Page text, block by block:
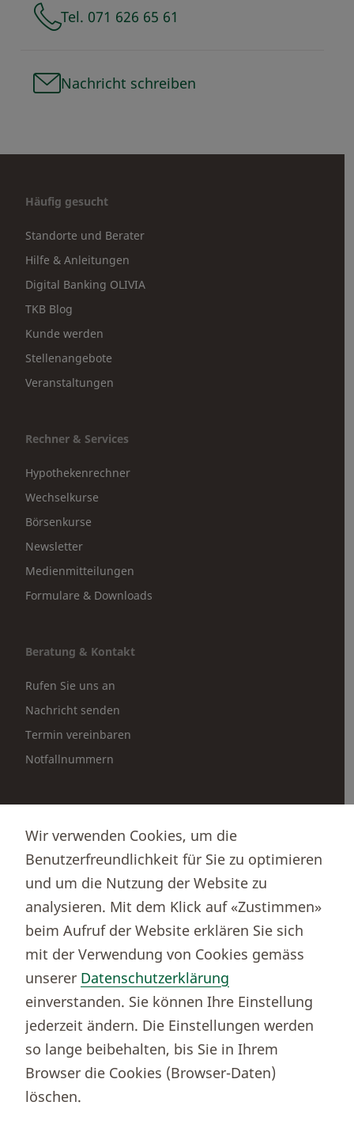
Tel. 071 626 65 61
Nachricht schreiben
Häufig gesucht
Standorte und Berater
Hilfe & Anleitungen
Digital Banking OLIVIA
TKB Blog
Kunde werden
Stellenangebote
Veranstaltungen
Rechner & Services
Hypothekenrechner
Wechselkurse
Börsenkurse
Newsletter
Medienmitteilungen
Formulare & Downloads
Beratung & Kontakt
Rufen Sie uns an
Nachricht senden
Termin vereinbaren
Notfallnummern
Thurgauer Kantonalbank
Bankenclearingnr.
784
BIC (SWIFT)
KBTGCH22
Weitere TKB Nummern
Rechtliche Hinweise
Barrierefreiheit
Cookie-Einstellungen
Wir verwenden Cookies, um die
Benutzerfreundlichkeit für Sie zu optimieren
und um die Nutzung der Website zu
analysieren. Mit dem Klick auf «Zustimmen»
beim Aufruf der Website erklären Sie sich
mit der Verwendung von Cookies gemäss
unserer Datenschutzerklärung
einverstanden. Sie können Ihre Einstellung
jederzeit ändern. Die Einstellungen werden
so lange beibehalten, bis Sie in Ihrem
Browser die Cookies (Browser-Daten)
löschen.